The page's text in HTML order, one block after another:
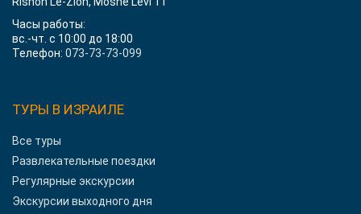
Часы работы:
вс.-чт. с 10:00 до 18:00
Телефон: 073-73-73-099
ТУРЫ В ИЗРАИЛЕ
Все туры
Развлекательные поездки
Регулярные экскурсии
Экскурсии выходного дня